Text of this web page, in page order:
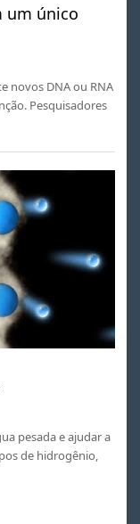
um único
novos DNA ou RNA
Pesquisadores
pesada e ajudar a
de hidrogênio,